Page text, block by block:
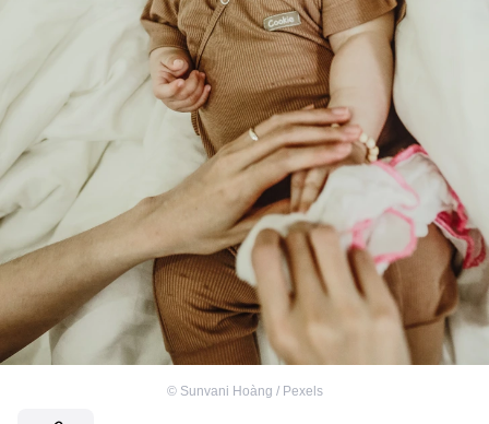
© Sunvani Hoàng / Pexels